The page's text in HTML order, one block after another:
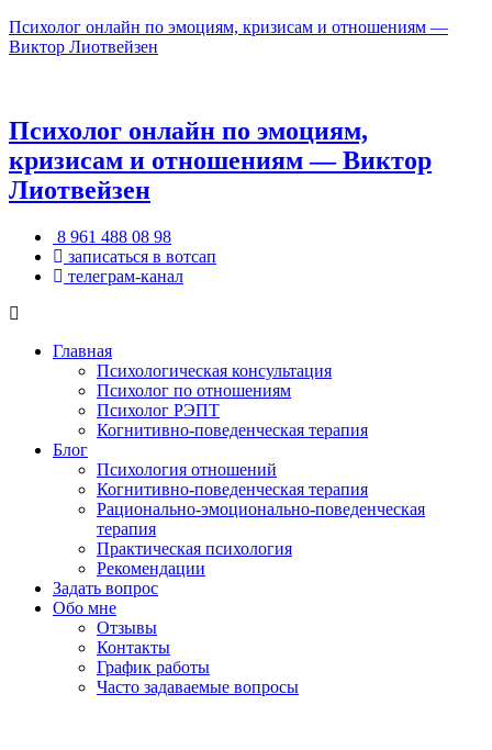
Психолог онлайн по эмоциям, кризисам и отношениям —
Виктор Лиотвейзен
Психолог онлайн по эмоциям,
кризисам и отношениям — Виктор
Лиотвейзен
8 961 488 08 98
записаться в вотсап
телеграм-канал
Главная
Психологическая консультация
Психолог по отношениям
Психолог РЭПТ
Когнитивно-поведенческая терапия
Блог
Психология отношений
Когнитивно-поведенческая терапия
Рационально-эмоционально-поведенческая
терапия
Практическая психология
Рекомендации
Задать вопрос
Обо мне
Отзывы
Контакты
График работы
Часто задаваемые вопросы